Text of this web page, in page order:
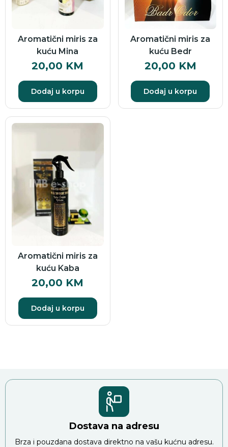
Aromatični miris za
kuću Mina
20,00 KM
Dodaj u korpu
Aromatični miris za
kuću Bedr
20,00 KM
Dodaj u korpu
Aromatični miris za
kuću Kaba
20,00 KM
Dodaj u korpu
Dostava na adresu
Brza i pouzdana dostava direktno na vašu kućnu adresu.